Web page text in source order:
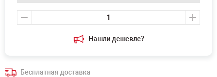
Нашли дешевле?
Бесплатная доставка